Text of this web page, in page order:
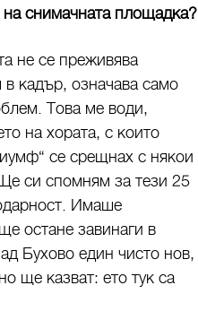
снимачната площадка?
не се преживява
кадър, означава само
Това ме води,
на хората, с които
се срещнах с някои
си спомням за тези 25
Имаше
остане завинаги в
Бухово един чисто нов,
ще казват: ето тук са